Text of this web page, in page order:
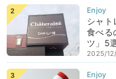
シャ
食べる
ツ」5
2025/